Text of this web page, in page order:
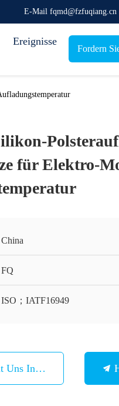
E-Mail fqmd@fzfuqiang.cn
Ereignisse
Fordern
für Elektro-
China
FQ
ISO；IATF16949
Uns In Verbindung